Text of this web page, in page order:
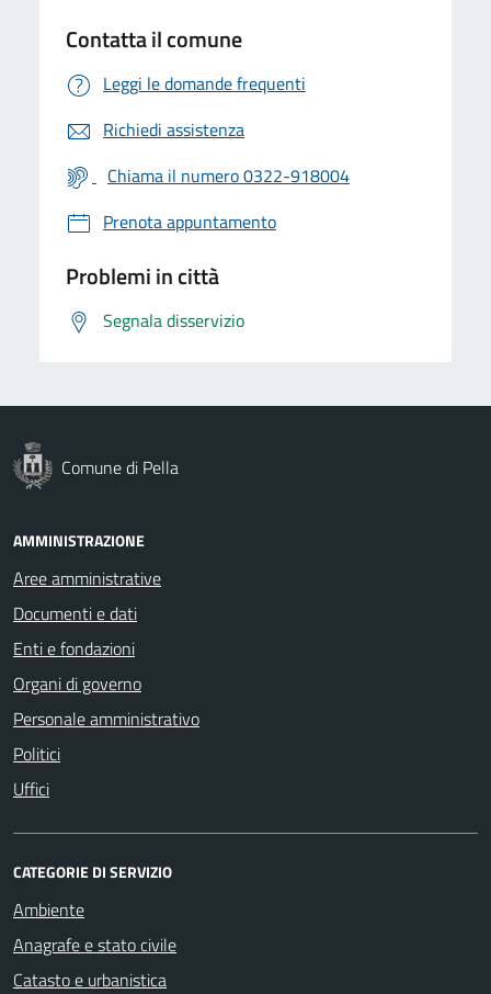
Contatta il comune
Leggi le domande frequenti
Richiedi assistenza
Chiama il numero 0322-918004
Prenota appuntamento
Problemi in città
Segnala disservizio
Comune di Pella
AMMINISTRAZIONE
Aree amministrative
Documenti e dati
Enti e fondazioni
Organi di governo
Personale amministrativo
Politici
Uffici
CATEGORIE DI SERVIZIO
Ambiente
Anagrafe e stato civile
Catasto e urbanistica